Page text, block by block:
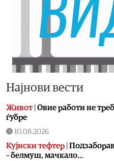
Најнови вести
Живот| Овие работи не
ѓубре
10.08.2026
Кујнски тефтер
– белмуш, мачкало…